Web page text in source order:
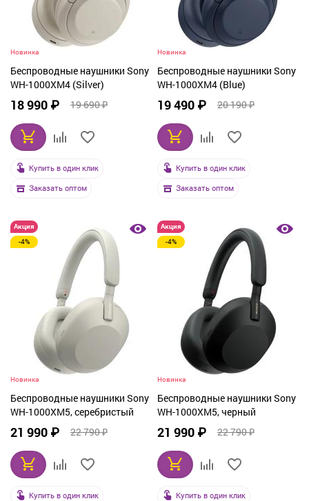
Новинка
Беспроводные наушники Sony
WH-1000XM4 (Silver)
18 990 ₽ 19 690 ₽
Купить в один клик
Заказать оптом
Новинка
Беспроводные наушники Sony
WH-1000XM4 (Blue)
19 490 ₽ 20 190 ₽
Купить в один клик
Заказать оптом
Акция
-4%
Новинка
Беспроводные наушники Sony
WH-1000XM5, серебристый
21 990 ₽ 22 790 ₽
Купить в один клик
Акция
-4%
Новинка
Беспроводные наушники Sony
WH-1000XM5, черный
21 990 ₽ 22 790 ₽
Купить в один клик